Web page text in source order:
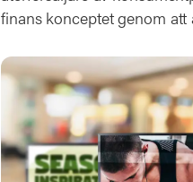
finans konceptet genom